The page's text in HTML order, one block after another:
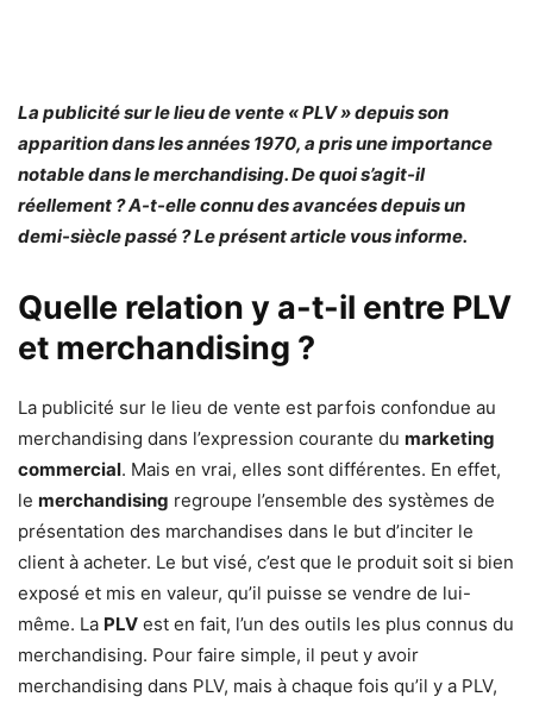
La publicité sur le lieu de vente « PLV » depuis son
apparition dans les années 1970, a pris une importance
notable dans le merchandising. De quoi s’agit-il
réellement ? A-t-elle connu des avancées depuis un
demi-siècle passé ? Le présent article vous informe.
Quelle relation y a-t-il entre PLV
et merchandising ?
La publicité sur le lieu de vente est parfois confondue au
merchandising dans l’expression courante du marketing
commercial. Mais en vrai, elles sont différentes. En effet,
le merchandising regroupe l’ensemble des systèmes de
présentation des marchandises dans le but d’inciter le
client à acheter. Le but visé, c’est que le produit soit si bien
exposé et mis en valeur, qu’il puisse se vendre de lui-
même. La PLV est en fait, l’un des outils les plus connus du
merchandising. Pour faire simple, il peut y avoir
merchandising dans PLV, mais à chaque fois qu’il y a PLV,